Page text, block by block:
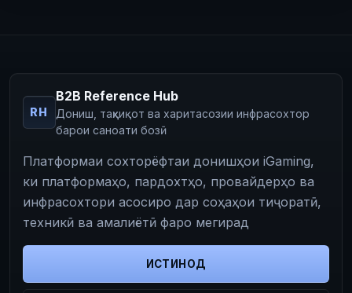
RH
B2B Reference Hub
Дониш, таҳқиқот ва харитасозии инфрасохтор
барои саноати бозӣ
Платформаи сохторёфтаи донишҳои iGaming,
ки платформаҳо, пардохтҳо, провайдерҳо ва
инфрасохтори асосиро дар соҳаҳои тиҷоратӣ,
техникӣ ва амалиётӣ фаро мегирад
ИСТИНОД